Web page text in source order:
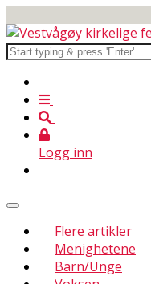
Logg inn
Flere artikler
Menighetene
Barn/Unge